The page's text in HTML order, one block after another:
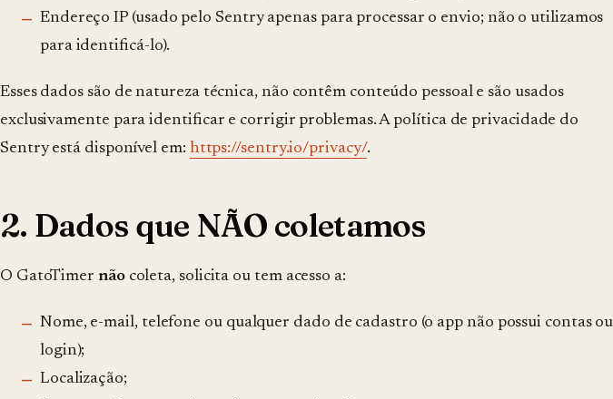
Endereço IP (usado pelo Sentry apenas para processar o envio; não o utilizamos
para identificá-lo).
Esses dados são de natureza técnica, não contêm conteúdo pessoal e são usados
exclusivamente para identificar e corrigir problemas. A política de privacidade do
Sentry está disponível em: https://sentry.io/privacy/.
2. Dados que NÃO coletamos
O GatoTimer nãocoleta, solicita ou tem acesso a:
Nome, e-mail, telefone ou qualquer dado de cadastro (o app não possui contas ou
login);
Localização;